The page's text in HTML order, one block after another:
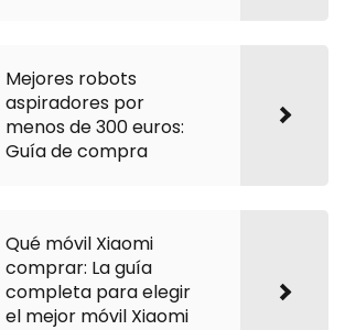
Mejores robots
aspiradores por
menos de 300 euros:
Guía de compra
Qué móvil Xiaomi
comprar: La guía
completa para elegir
el mejor móvil Xiaomi